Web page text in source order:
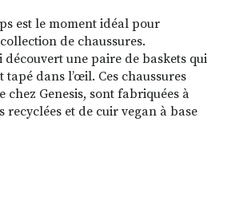
est le moment idéal pour
de chaussures.
découvert une paire de baskets qui
tapé dans l’œil. Ces chaussures
chez Genesis, sont fabriquées à
et de cuir vegan à base